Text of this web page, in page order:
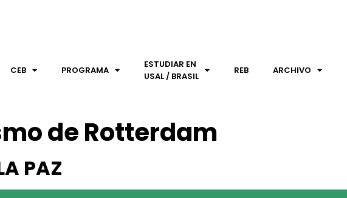
CEB PROGRAMA
ESTUDIAR EN
USAL / BRASIL
REB ARCHIVO
de Rotterdam
PAZ